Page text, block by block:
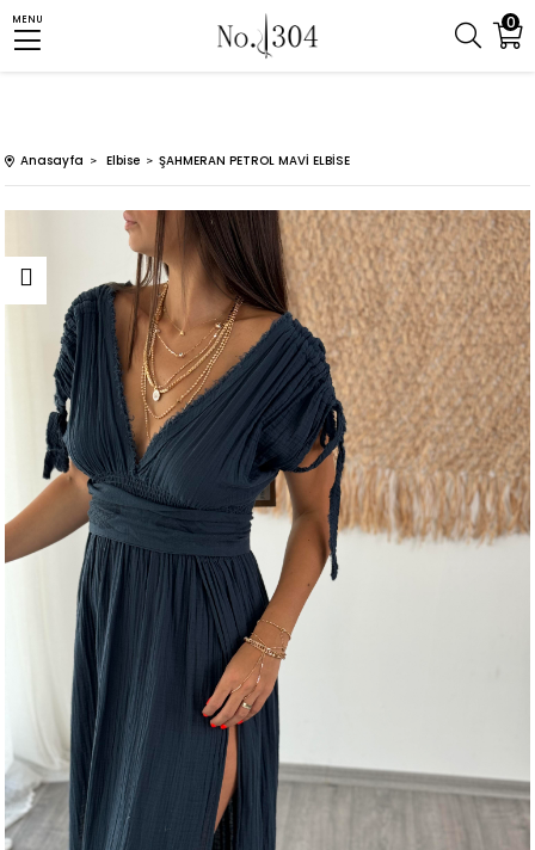
0
MENU
Anasayfa Elbise ŞAHMERAN PETROL MAVİ ELBİSE